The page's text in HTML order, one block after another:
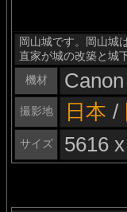
岡山城です。岡山城
直家が城の改築と城
機材
撮影地 日本 /
サイズ 5616